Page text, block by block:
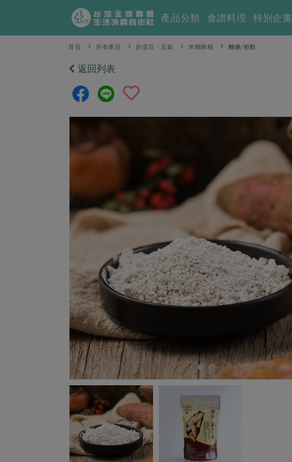
產品分類 食譜料理 特別企畫
首頁 所有產品 奶蛋豆・五穀 米麵雜糧 麵條/粉類
返回列表